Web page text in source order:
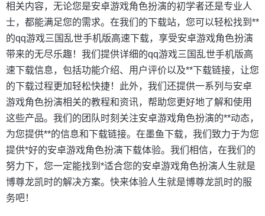
相关内容，无论您是安卓游戏角色扮演的初学者还是专业人
士，都能满足您的需求。在我们的下载站，您可以轻松找到**
的qq游戏三国乱世手机版高速下载，享受安卓游戏角色扮演
带来的无尽乐趣！我们提供详细的qq游戏三国乱世手机版高
速下载信息，包括功能介绍、用户评价以及**下载链接，让您
的下载过程更加轻松快捷！此外，我们还提供一系列与安卓
游戏角色扮演相关的教程和资讯，帮助您更好地了解和使用
这些产品。我们的团队时刻关注安卓游戏角色扮演的**动态，
为您提供**的信息和下载链接。在墨鱼下载，我们致力于为您
提供*好的安卓游戏角色扮演下载体验。我们相信，在我们的
努力下，您一定能找到*适合您的安卓游戏角色扮演人生就是
博尊龙凯时的解决方案。快来体验人生就是博尊龙凯时的服
务吧！